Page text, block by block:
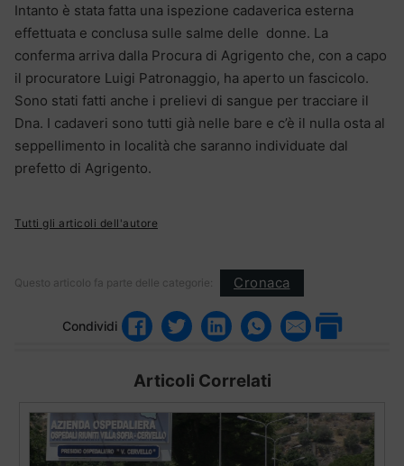
Intanto è stata fatta una ispezione cadaverica esterna
effettuata e conclusa sulle salme delle donne. La
conferma arriva dalla Procura di Agrigento che, con a capo
il procuratore Luigi Patronaggio, ha aperto un fascicolo.
Sono stati fatti anche i prelievi di sangue per tracciare il
Dna. I cadaveri sono tutti già nelle bare e c’è il nulla osta al
seppellimento in località che saranno individuate dal
prefetto di Agrigento.
Tutti gli articoli dell'autore
Questo articolo fa parte delle categorie: Cronaca
Condividi
Articoli Correlati